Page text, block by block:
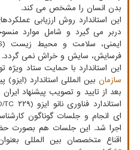
بدن انسان را مشخص می کند.
این استاندارد روش ارزیابی
دربر می گیرد و شامل موارد
فرسایش، سایش و خراش نمی گردد.
این استاندارد با حمایت ستاد ویژه
سازمان بین المللی استاندارد
بعد از تایید و تصویب پیشنهاد
ای انجام و جلسات گوناگون
اجرا شد. این جلسات هم بصورت
اقناع متخصصان بین المللی